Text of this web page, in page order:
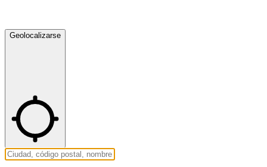
Geolocalizarse